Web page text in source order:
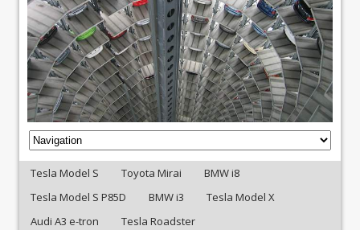
Tesla Model S Toyota Mirai
BMW i8
Tesla Model S P85D
BMW i3
Tesla Model X
Audi A3 e-tron
Tesla Roadster